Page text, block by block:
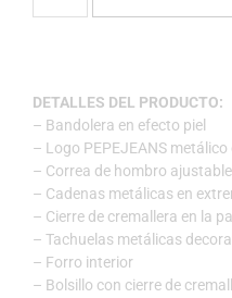
DETALLES DEL PRODUCTO:
– Bandolera en efecto piel
– Logo PEPEJEANS metálico
– Correa de hombro
– Cadenas metálicas en
– Cierre de cremallera en la
– Tachuelas metálicas
– Forro interior
– Bolsillo con cierre de